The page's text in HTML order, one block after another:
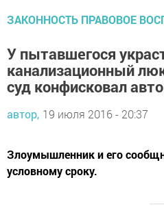
ЗАКОННОСТЬ ПРАВОВОЕ
У пытавшегося
канализационный
суд конфисковал
автор, 19 июля 2016 - 20:37
Злоумышленник и его
условному сроку.